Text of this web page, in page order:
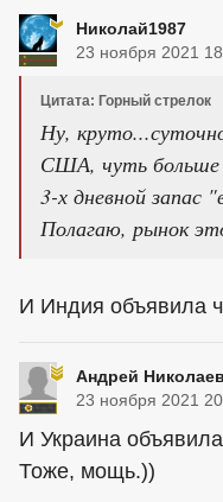
Николай1987
23 ноября 2021
Цитата: Горный стрелок
Ну,
США, чуть
3-х дневной запас
Полагаю, рынок
И Индия объявила
Андрей
23 ноября 2021
И Украина
Тоже, мощь.))